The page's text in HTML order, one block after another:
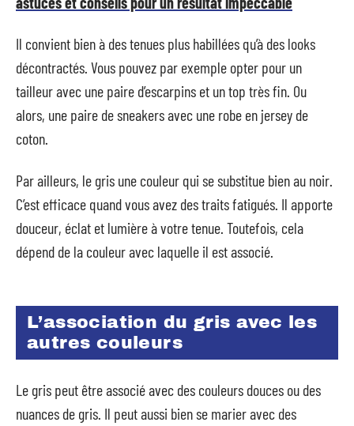
Il convient bien à des tenues plus habillées qu’à des looks
décontractés. Vous pouvez par exemple opter pour un
tailleur avec une paire d’escarpins et un top très fin. Ou
alors, une paire de sneakers avec une robe en jersey de
coton.
Par ailleurs, le gris une couleur qui se substitue bien au noir.
C’est efficace quand vous avez des traits fatigués. Il apporte
douceur, éclat et lumière à votre tenue. Toutefois, cela
dépend de la couleur avec laquelle il est associé.
L’association du gris avec les
autres couleurs
Le gris peut être associé avec des couleurs douces ou des
nuances de gris. Il peut aussi bien se marier avec des